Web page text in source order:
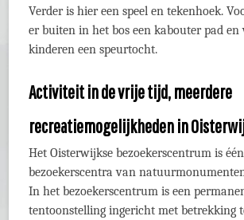
Verder is hier een speel en tekenhoek.
er buiten in het bos een kabouter pad en
kinderen een speurtocht.
Activiteit in de vrije tijd, meerdere
recreatiemogelijkheden in
Het Oisterwijkse bezoekerscentrum is
bezoekerscentra van
In het bezoekerscentrum is een
tentoonstelling ingericht met